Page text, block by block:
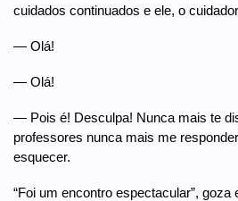
cuidados continuados e ele, o
— Olá!
— Olá!
— Pois é! Desculpa! Nunca mais te
professores nunca mais me
esquecer.
“Foi um encontro espectacular”, goza